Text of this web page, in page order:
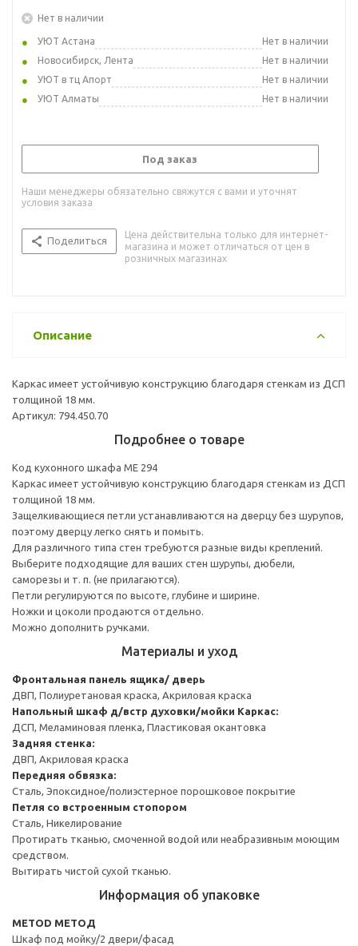
Нет в наличии
УЮТ Астана
Нет в наличии
Новосибирск, Лента
Нет в наличии
УЮТ в тц Апорт
Нет в наличии
УЮТ Алматы
Нет в наличии
Под заказ
Наши менеджеры обязательно свяжутся с вами и уточнят
условия заказа
Поделиться
Цена действительна только для интернет-
магазина и может отличаться от цен в
розничных магазинах
Описание
Каркас имеет устойчивую конструкцию благодаря стенкам из ДСП
толщиной 18 мм.
Артикул: 794.450.70
Подробнее о товаре
Код кухонного шкафа ME 294
Каркас имеет устойчивую конструкцию благодаря стенкам из ДСП
толщиной 18 мм.
Защелкивающиеся петли устанавливаются на дверцу без шурупов,
поэтому дверцу легко снять и помыть.
Для различного типа стен требуются разные виды креплений.
Выберите подходящие для ваших стен шурупы, дюбели,
саморезы и т. п. (не прилагаются).
Петли регулируются по высоте, глубине и ширине.
Ножки и цоколи продаются отдельно.
Можно дополнить ручками.
Материалы и уход
Фронтальная панель ящика/ дверь
ДВП, Полиуретановая краска, Акриловая краска
Напольный шкаф д/встр духовки/мойки Каркас:
ДСП, Меламиновая пленка, Пластиковая окантовка
Задняя стенка:
ДВП, Акриловая краска
Передняя обвязка:
Сталь, Эпоксидное/полиэстерное порошковое покрытие
Петля со встроенным стопором
Сталь, Никелирование
Протирать тканью, смоченной водой или неабразивным моющим
средством.
Вытирать чистой сухой тканью.
Информация об упаковке
METOD МЕТОД
Шкаф под мойку/2 двери/фасад